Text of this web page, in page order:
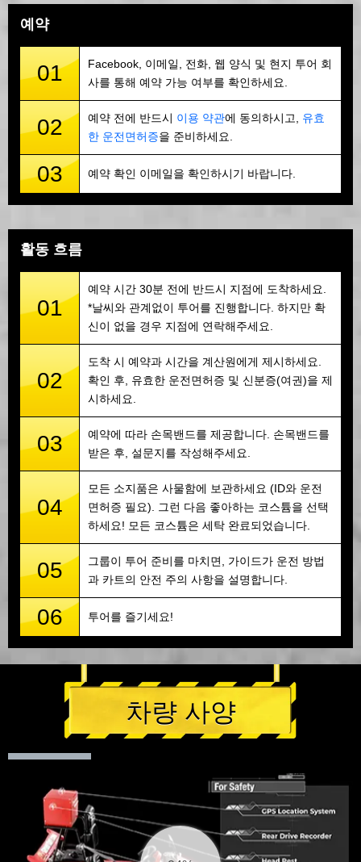
예약
01
Facebook, 이메일, 전화, 웹 양식 및 현지 투어 회
사를 통해 예약 가능 여부를 확인하세요.
02 예약 전에 반드시 이용 약관에 동의하시고, 유효
한 운전면허증을 준비하세요.
03 예약 확인 이메일을 확인하시기 바랍니다.
활동 흐름
01
예약 시간 30분 전에 반드시 지점에 도착하세요.
*날씨와 관계없이 투어를 진행합니다. 하지만 확
신이 없을 경우 지점에 연락해주세요.
02
도착 시 예약과 시간을 계산원에게 제시하세요.
확인 후, 유효한 운전면허증 및 신분증(여권)을 제
시하세요.
03
예약에 따라 손목밴드를 제공합니다. 손목밴드를
받은 후, 설문지를 작성해주세요.
04
모든 소지품은 사물함에 보관하세요 (ID와 운전
면허증 필요). 그런 다음 좋아하는 코스튬을 선택
하세요! 모든 코스튬은 세탁 완료되었습니다.
05
그룹이 투어 준비를 마치면, 가이드가 운전 방법
과 카트의 안전 주의 사항을 설명합니다.
06 투어를 즐기세요!
차량 사양